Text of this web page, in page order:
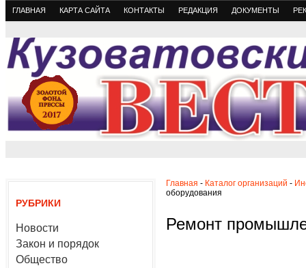
ГЛАВНАЯ КАРТА САЙТА КОНТАКТЫ РЕДАКЦИЯ ДОКУМЕНТЫ
РУБРИКИ
Новости
Закон и порядок
Общество
Главная - Каталог организаций -
оборудования
Ремонт